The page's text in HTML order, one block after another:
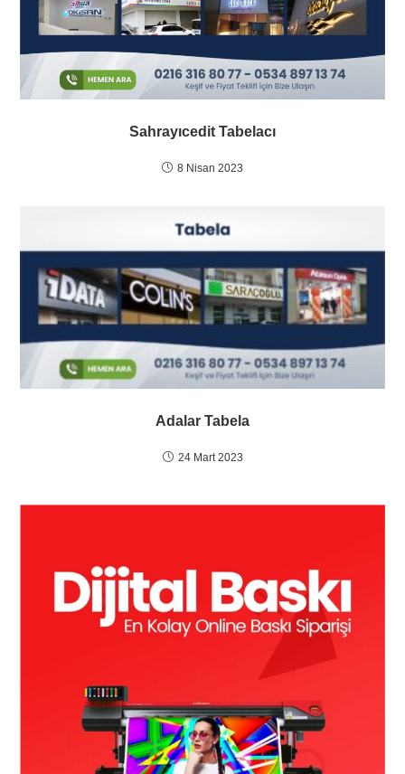
Sahrayıcedit Tabelacı
8 Nisan 2023
Adalar Tabela
24 Mart 2023